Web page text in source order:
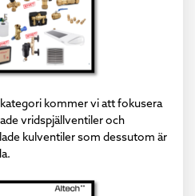
kommer vi att fokusera
vridspjällventiler och
kulventiler som dessutom är